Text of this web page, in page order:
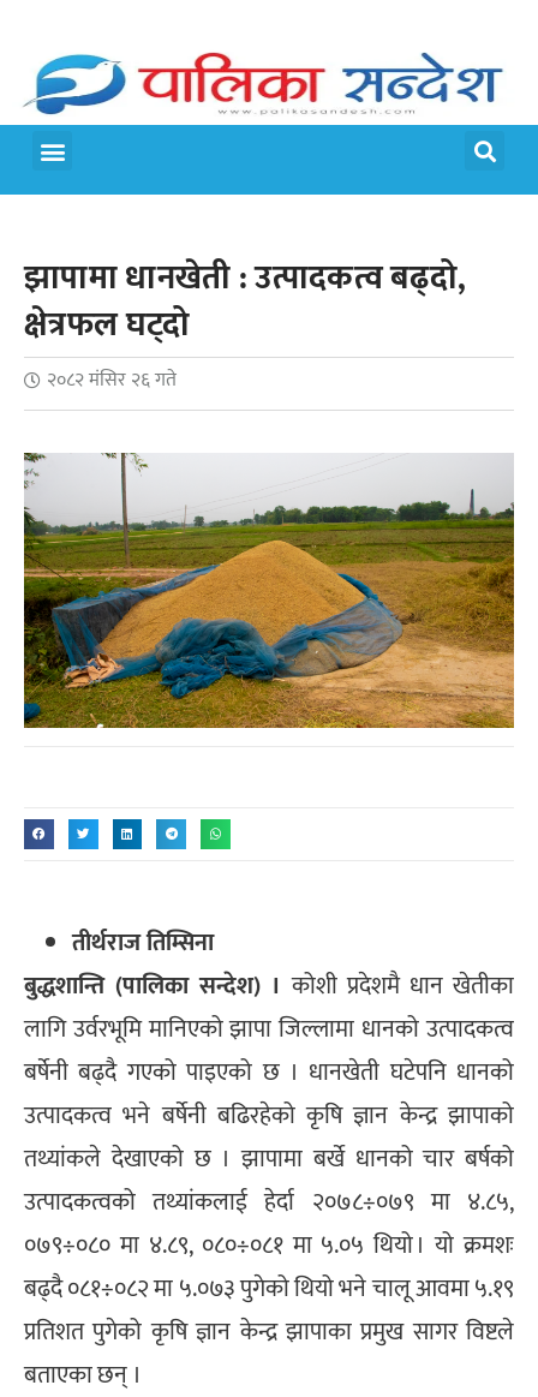
झापामा धानखेती : उत्पादकत्व बढ्दो,
क्षेत्रफल घट्दो
२०८२ मंसिर २६ गते
तीर्थराज तिम्सिना
बुद्धशान्ति (पालिका सन्देश) । कोशी प्रदेशमै धान खेतीका
लागि उर्वरभूमि मानिएको झापा जिल्लामा धानको उत्पादकत्व
बर्षेनी बढ्दै गएको पाइएको छ । धानखेती घटेपनि धानको
उत्पादकत्व भने बर्षेनी बढिरहेको कृषि ज्ञान केन्द्र झापाको
तथ्यांकले देखाएको छ । झापामा बर्खे धानको चार बर्षको
उत्पादकत्वको तथ्यांकलाई हेर्दा २०७८÷०७९ मा ४.८५,
०७९÷०८० मा ४.८९, ०८०÷०८१ मा ५.०५ थियो । यो क्रमशः
बढ्दै ०८१÷०८२ मा ५.०७३ पुगेको थियो भने चालू आवमा ५.१९
प्रतिशत पुगेको कृषि ज्ञान केन्द्र झापाका प्रमुख सागर विष्टले
बताएका छन् ।